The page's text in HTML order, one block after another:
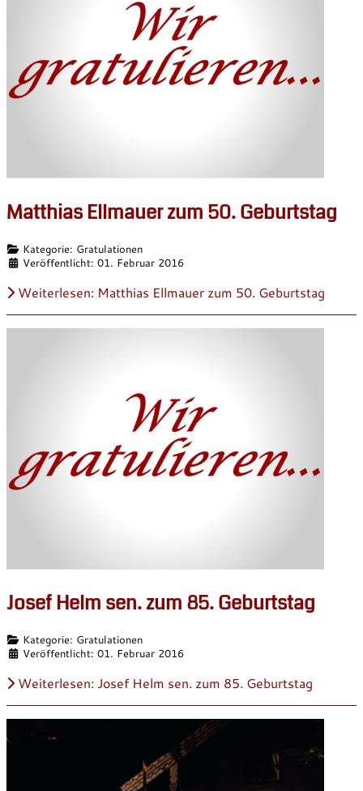
Matthias Ellmauer zum 50. Geburtstag
DetailsKategorie: Gratulationen
Veröffentlicht: 01. Februar 2016
Weiterlesen: Matthias Ellmauer zum 50. Geburtstag
Josef Helm sen. zum 85. Geburtstag
DetailsKategorie: Gratulationen
Veröffentlicht: 01. Februar 2016
Weiterlesen: Josef Helm sen. zum 85. Geburtstag